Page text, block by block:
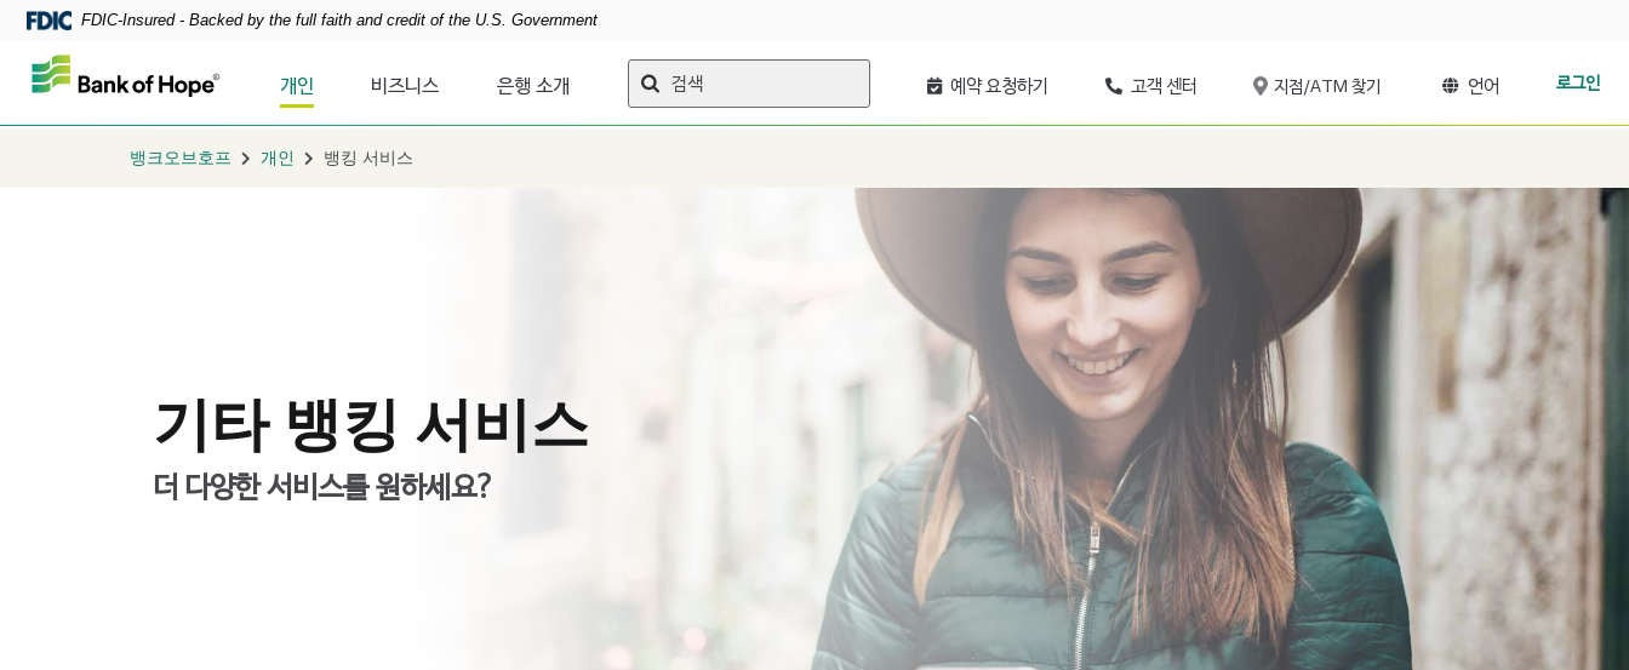
FDIC-Insured - Backed by the full faith and credit of the U.S. Government
Skip to main content
개인 비즈니스 은행 소개 검색 예약 요청하기 고객 센터 지점/ATM 찾기 언어 로그인
뱅크오브호프 개인 뱅킹 서비스
기타 뱅킹 서비스
더 다양한 서비스를 원하세요?